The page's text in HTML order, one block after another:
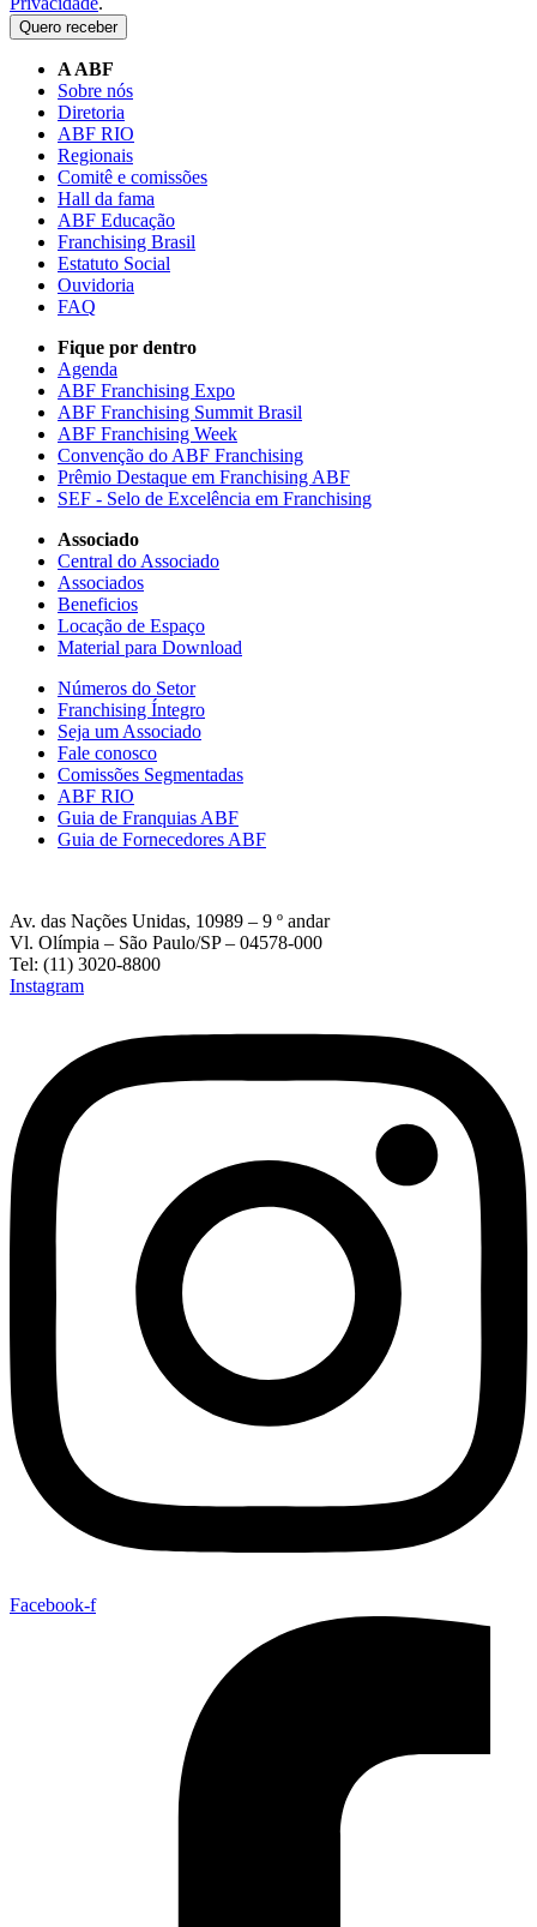
Quero receber
A ABF
Sobre nós
Diretoria
ABF RIO
Regionais
Comitê e comissões
Hall da fama
ABF Educação
Franchising Brasil
Estatuto Social
Ouvidoria
FAQ
Fique por dentro
Agenda
ABF Franchising Expo
ABF Franchising Summit Brasil
ABF Franchising Week
Convenção do ABF Franchising
Prêmio Destaque em Franchising ABF
SEF - Selo de Excelência em Franchising
Associado
Central do Associado
Associados
Beneficios
Locação de Espaço
Material para Download
Números do Setor
Franchising Íntegro
Seja um Associado
Fale conosco
Comissões Segmentadas
ABF RIO
Guia de Franquias ABF
Guia de Fornecedores ABF
Av. das Nações Unidas, 10989 – 9 º andar
Vl. Olímpia – São Paulo/SP – 04578-000
Tel: (11) 3020-8800
Instagram
Facebook-f